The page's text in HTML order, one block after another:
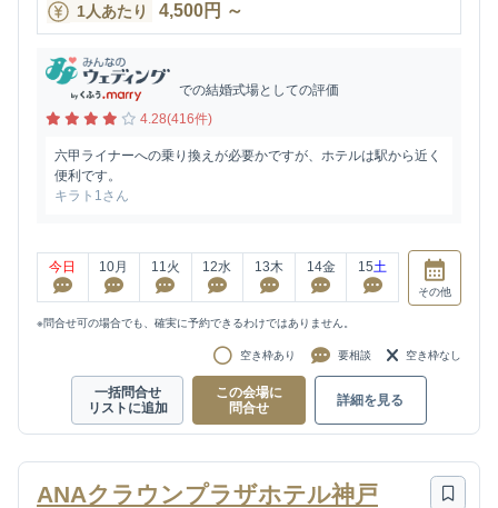
1人あたり 4,500円 ～
での結婚式場としての評価
4.28(416件)
六甲ライナーへの乗り換えが必要かですが、ホテルは駅から近く
便利です。
キラト1さん
今日 10月 11火 12水 13木 14金 15土
その他
※問合せ可の場合でも、確実に予約できるわけではありません。
空き枠あり 要相談 空き枠なし
一括問合せ
リストに追加
この会場に
問合せ
詳細を見る
ANAクラウンプラザホテル神戸